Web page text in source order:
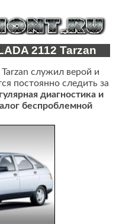
2112 Tarzan
служил верой и
постоянно следить за
диагностика и
беспроблемной